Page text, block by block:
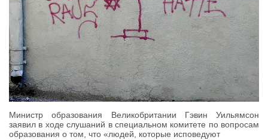
Министр образования Великобритании Гэвин Уильямсон
заявил в ходе слушаний в специальном комитете по вопросам
образования о том, что «людей, которые исповедуют